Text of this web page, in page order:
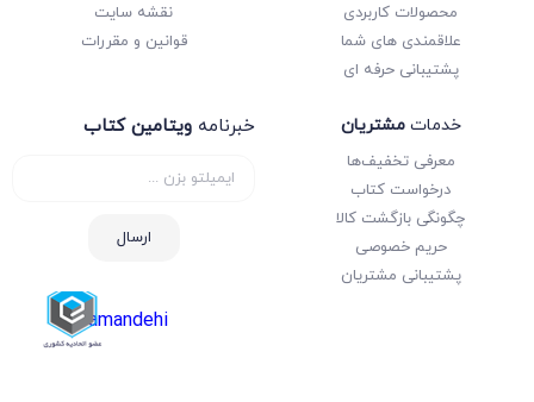
محصولات کاربردی
علاقمندی های شما
پشتیبانی حرفه ای
نقشه سایت
قوانین و مقررات
خدماتمشتریان
معرفی تخفیف‌ها
درخواست کتاب
چگونگی بازگشت کالا
حریم خصوصی
پشتیبانی مشتریان
خبرنامه ویتامین کتاب
ارسال
samandehi